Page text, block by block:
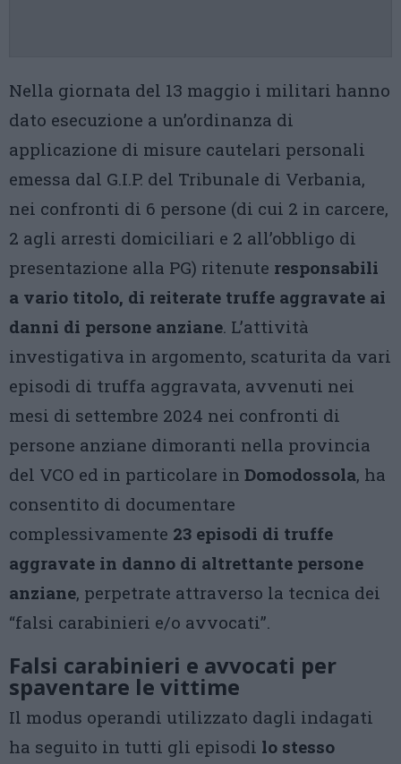
Nella giornata del 13 maggio i militari hanno
dato esecuzione a un’ordinanza di
applicazione di misure cautelari personali
emessa dal G.I.P. del Tribunale di Verbania,
nei confronti di 6 persone (di cui 2 in carcere,
2 agli arresti domiciliari e 2 all’obbligo di
presentazione alla PG) ritenute responsabili
a vario titolo, di reiterate truffe aggravate ai
danni di persone anziane. L’attività
investigativa in argomento, scaturita da vari
episodi di truffa aggravata, avvenuti nei
mesi di settembre 2024 nei confronti di
persone anziane dimoranti nella provincia
del VCO ed in particolare in Domodossola, ha
consentito di documentare
complessivamente 23 episodi di truffe
aggravate in danno di altrettante persone
anziane, perpetrate attraverso la tecnica dei
“falsi carabinieri e/o avvocati”.
Falsi carabinieri e avvocati per
spaventare le vittime
Il modus operandi utilizzato dagli indagati
ha seguito in tutti gli episodi lo stesso